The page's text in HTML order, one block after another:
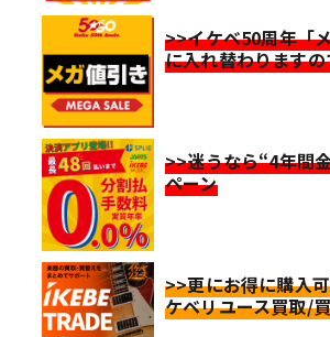
>>イケベ50周年「
に入れ替わります
>>迷うなら“4年間
ペーン
>>更にお得に購入
ケベリユース買取/